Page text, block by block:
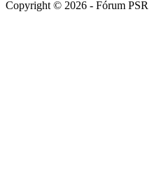
Copyright © 2026 - Fórum PSR